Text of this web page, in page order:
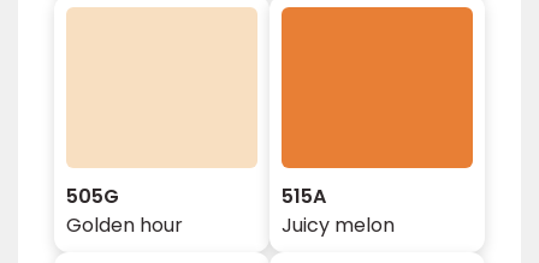
505G
Golden hour
515A
Juicy melon